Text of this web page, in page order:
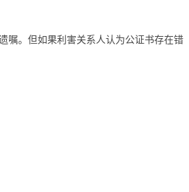
嘱。但如果利害关系人认为公证书存在错